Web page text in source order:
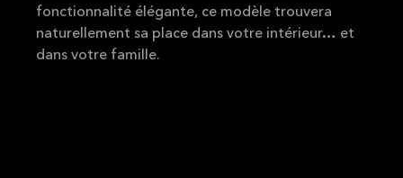
fonctionnalité élégante, ce modèle trouvera
naturellement sa place dans votre intérieur… et
dans votre famille.